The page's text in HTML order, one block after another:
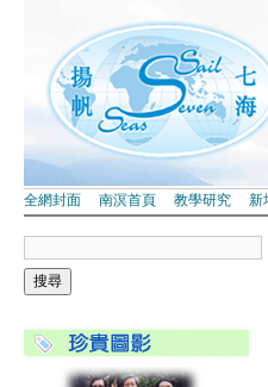
全網封面 南溟首頁 教學研究 新